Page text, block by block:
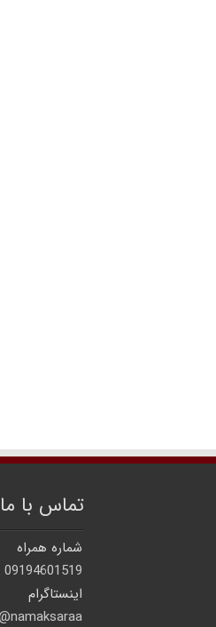
تماس با ما
شماره همراه
09194601519
اینستاگرام
namaksaraa@